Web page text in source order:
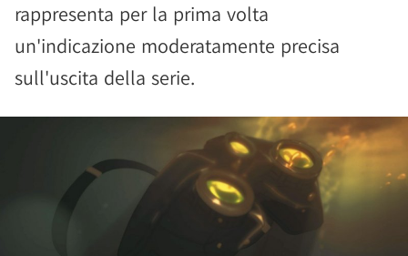
rappresenta per la prima volta
un'indicazione moderatamente precisa
sull'uscita della serie.